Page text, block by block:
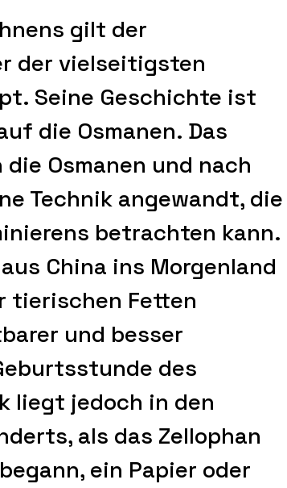
gilt der
der vielseitigsten
Seine Geschichte ist
die Osmanen. Das
Osmanen und nach
Technik angewandt, die
betrachten kann.
China ins Morgenland
tierischen Fetten
und besser
des
liegt jedoch in den
als das Zellophan
ein Papier oder